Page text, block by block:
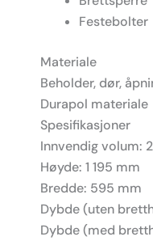
Festebolter
Materiale
Beholder, dør,
Durapol materiale
Spesifikasjoner
Innvendig volum:
Høyde: 1 195 mm
Bredde: 595 mm
Dybde (uten
Dybde (med